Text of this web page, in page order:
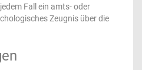
Fall ein amts- oder
Zeugnis über die